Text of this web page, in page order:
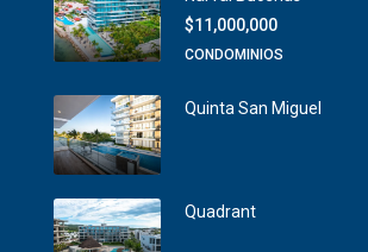
$11,000,000
CONDOMINIOS
Quinta San Miguel
Quadrant